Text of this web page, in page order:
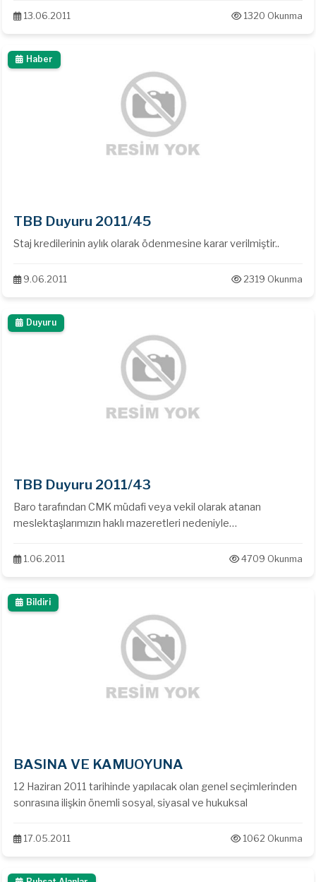
13.06.2011 1320 Okunma
Haber
TBB Duyuru 2011/45
Staj kredilerinin aylık olarak ödenmesine karar verilmiştir..
9.06.2011 2319 Okunma
Duyuru
TBB Duyuru 2011/43
Baro tarafından CMK müdafi veya vekil olarak atanan
meslektaşlarımızın haklı mazeretleri nedeniyle
meslektaşına yetki vermesi
1.06.2011 4709 Okunma
Bildiri
BASINA VE KAMUOYUNA
12 Haziran 2011 tarihinde yapılacak olan genel seçimlerinden
sonrasına ilişkin önemli sosyal, siyasal ve hukuksal
17.05.2011 1062 Okunma